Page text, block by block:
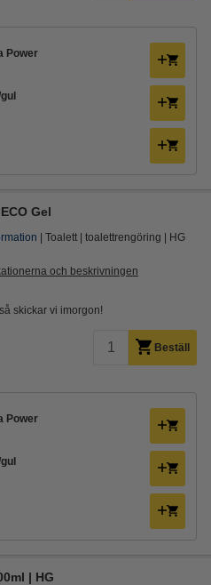
Power
Gel
Toalett toalettrengöring HG
och beskrivningen
skickar vi imorgon!
Beställ
Power
| HG